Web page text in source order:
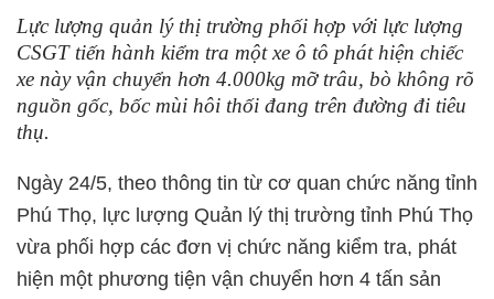
Lực lượng quản lý thị trường phối hợp với lực lượng
CSGT tiến hành kiểm tra một xe ô tô phát hiện chiếc
xe này vận chuyển hơn 4.000kg mỡ trâu, bò không rõ
nguồn gốc, bốc mùi hôi thối đang trên đường đi tiêu
thụ.
Ngày 24/5, theo thông tin từ cơ quan chức năng tỉnh
Phú Thọ, lực lượng Quản lý thị trường tỉnh Phú Thọ
vừa phối hợp các đơn vị chức năng kiểm tra, phát
hiện một phương tiện vận chuyển hơn 4 tấn sản